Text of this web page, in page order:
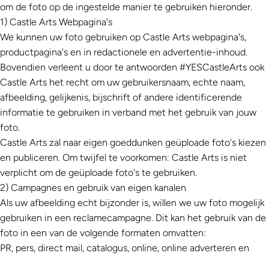
om de foto op de ingestelde manier te gebruiken hieronder.
1) Castle Arts Webpagina's
We kunnen uw foto gebruiken op Castle Arts webpagina's,
productpagina's en in redactionele en advertentie-inhoud.
Bovendien verleent u door te antwoorden #YESCastleArts ook
Castle Arts het recht om uw gebruikersnaam, echte naam,
afbeelding, gelijkenis, bijschrift of andere identificerende
informatie te gebruiken in verband met het gebruik van jouw
foto.
Castle Arts zal naar eigen goeddunken geüploade foto's kiezen
en publiceren. Om twijfel te voorkomen: Castle Arts is niet
verplicht om de geüploade foto's te gebruiken.
2) Campagnes en gebruik van eigen kanalen
Als uw afbeelding echt bijzonder is, willen we uw foto mogelijk
gebruiken in een reclamecampagne. Dit kan het gebruik van de
foto in een van de volgende formaten omvatten:
PR, pers, direct mail, catalogus, online, online adverteren en